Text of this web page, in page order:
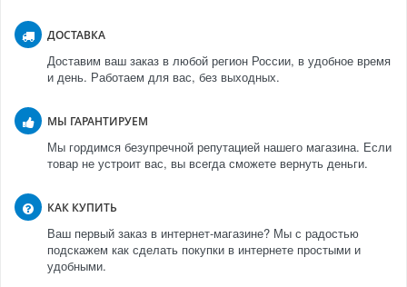
ДОСТАВКА
Доставим ваш заказ в любой регион России, в удобное время
и день. Работаем для вас, без выходных.
МЫ ГАРАНТИРУЕМ
Мы гордимся безупречной репутацией нашего магазина. Если
товар не устроит вас, вы всегда сможете вернуть деньги.
КАК КУПИТЬ
Ваш первый заказ в интернет-магазине? Мы с радостью
подскажем как сделать покупки в интернете простыми и
удобными.